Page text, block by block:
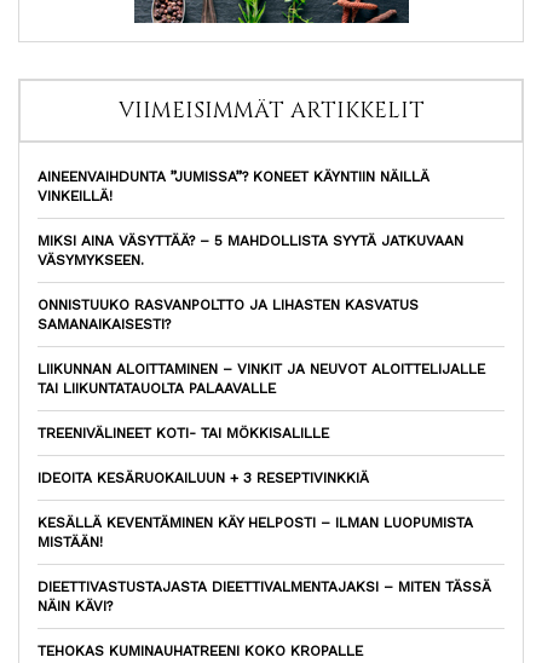
VIIMEISIMMÄT ARTIKKELIT
AINEENVAIHDUNTA ”JUMISSA”? KONEET KÄYNTIIN NÄILLÄ
VINKEILLÄ!
MIKSI AINA VÄSYTTÄÄ? – 5 MAHDOLLISTA SYYTÄ JATKUVAAN
VÄSYMYKSEEN.
ONNISTUUKO RASVANPOLTTO JA LIHASTEN KASVATUS
SAMANAIKAISESTI?
LIIKUNNAN ALOITTAMINEN – VINKIT JA NEUVOT ALOITTELIJALLE
TAI LIIKUNTATAUOLTA PALAAVALLE
TREENIVÄLINEET KOTI- TAI MÖKKISALILLE
IDEOITA KESÄRUOKAILUUN + 3 RESEPTIVINKKIÄ
KESÄLLÄ KEVENTÄMINEN KÄY HELPOSTI – ILMAN LUOPUMISTA
MISTÄÄN!
DIEETTIVASTUSTAJASTA DIEETTIVALMENTAJAKSI – MITEN TÄSSÄ
NÄIN KÄVI?
TEHOKAS KUMINAUHATREENI KOKO KROPALLE